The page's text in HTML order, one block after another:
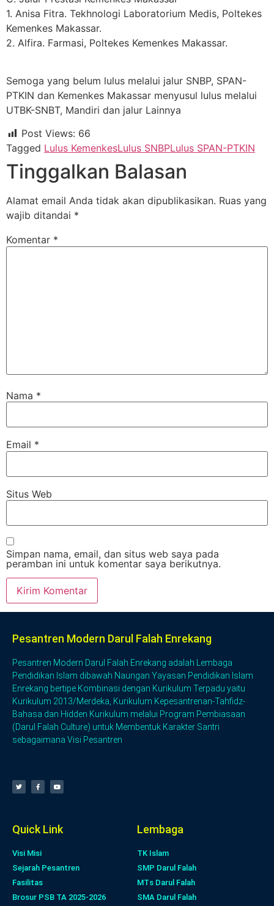
1. Anisa Fitra. Tekhnologi Laboratorium Medis, Poltekes
Kemenkes Makassar.
2. ⁠Alfira. Farmasi, Poltekes Kemenkes Makassar.
Semoga yang belum lulus melalui jalur SNBP, SPAN-
PTKIN dan Kemenkes Makassar menyusul lulus melalui
UTBK-SNBT, Mandiri dan jalur Lainnya
Post Views: 66
Tagged Lulus KemenkesLulus SNBPLulus SPAN-PTKIN
Tinggalkan Balasan
Alamat email Anda tidak akan dipublikasikan. Ruas yang
wajib ditandai *
Komentar *
Nama *
Email *
Situs Web
Simpan nama, email, dan situs web saya pada
peramban ini untuk komentar saya berikutnya.
Pesantren Modern Darul Falah Enrekang
Pesantren Modern Darul Falah Enrekang adalah Lembaga
Pendidikan Islam dibawah Naungan Yayasan Pendidikan Islam
Enrekang bertipe Kombinasi dengan Kurikulum Terpadu yaitu
Kurikulum 2013/Merdeka, Kurikulum Kepesantrenan-Tahfidz-
Bahasa dan Hidden Kurikulum melalui Program Pembiasaan
(Darul Falah Culture) untuk Membentuk Karakter Santri
sebagaimana Visi Pesantren
Quick Link
Visi Misi
Sejarah Pesantren
Fasilitas
Brosur PSB TA 2025-2026
Lembaga
TK Islam
SMP Darul Falah
MTs Darul Falah
SMA Darul Falah